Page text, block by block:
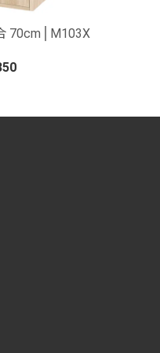
70cm⎪M103X